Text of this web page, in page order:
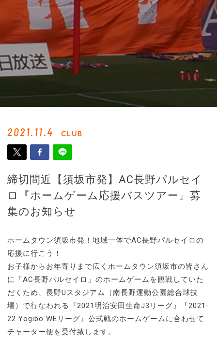
2021.11.4 CLUB
締切間近【須坂市発】AC長野パルセイ
ロ『ホームゲーム応援バスツアー』募
集のお知らせ
ホームタウン須坂市発！地域一体でAC長野パルセイロの
応援に行こう！
お子様からお年寄りまで広くホームタウン須坂市の皆さん
に「AC長野パルセイロ」のホームゲームを観戦していた
だくため、長野Uスタジアム（南長野運動公園総合球技
場）で行なわれる『2021明治安田生命J3リーグ』『2021-
22 Yogibo WEリーグ』公式戦のホームゲームに合わせて
チャーター便を受付致します。